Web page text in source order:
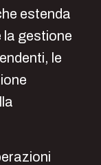
estenda
la gestione
le